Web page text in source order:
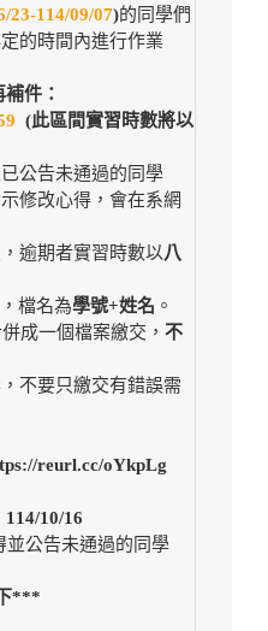
23-114/09/07)的同學們
的時間內進行作業
件：
(此區間實習時數將以
公告未通過的同學
修改心得，會在系網
逾期者實習時數以八
檔名為學號+姓名 。
成一個檔案繳交， 不
不要只繳交有錯誤需
reurl.cc/oYkpLg
114/10/16
公告未通過的同學
***